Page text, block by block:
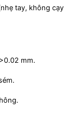
tay, không cạy
mm.